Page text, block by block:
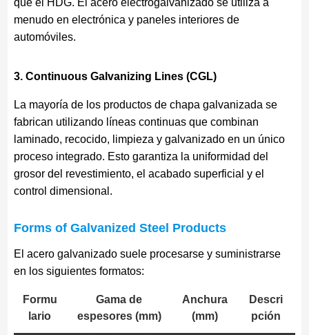
menudo en electrónica y paneles interiores de
automóviles.
3. Continuous Galvanizing Lines (CGL)
La mayoría de los productos de chapa galvanizada se
fabrican utilizando líneas continuas que combinan
laminado, recocido, limpieza y galvanizado en un único
proceso integrado. Esto garantiza la uniformidad del
grosor del revestimiento, el acabado superficial y el
control dimensional.
Forms of Galvanized Steel Products
El acero galvanizado suele procesarse y suministrarse
en los siguientes formatos:
Formu
lario
Gama de
espesores (mm)
Anchura
(mm)
Descri
pción